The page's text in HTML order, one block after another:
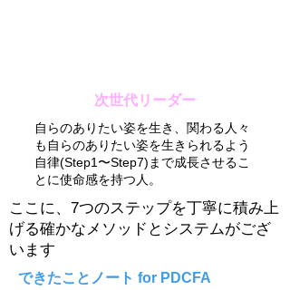
次世代リーダー
自らのありたい姿を生き、関わる人々
も自らのありたい姿を生きられるよう
自律(Step1〜Step7)まで成長させるこ
とに使命感を持つ人。
ここに、7つのステップを丁寧に積み上
げる確かなメソッドとシステムがござ
います
できたことノート for PDCFA